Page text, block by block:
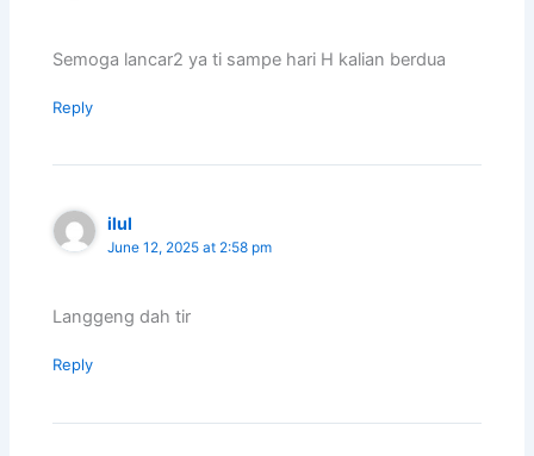
Semoga lancar2 ya ti sampe hari H kalian berdua
Reply
ilul
June 12, 2025 at 2:58 pm
Langgeng dah tir
Reply